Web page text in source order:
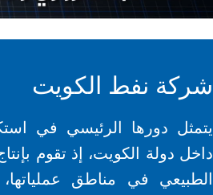
شركة نفط الكويت
يتمثل دورها الرئيسي في
داخل دولة الكويت، إذ تقوم
الطبيعي في مناطق